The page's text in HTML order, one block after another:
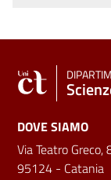
DOVE SIAMO
Via Teatro Greco,
95124 - Catania